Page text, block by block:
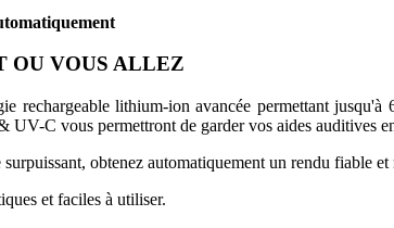
OU VOUS ALLEZ
rechargeable lithium-ion avancée permettant
C vous permettront de garder vos aides auditives
obtenez automatiquement un rendu fiable
et faciles à utiliser.